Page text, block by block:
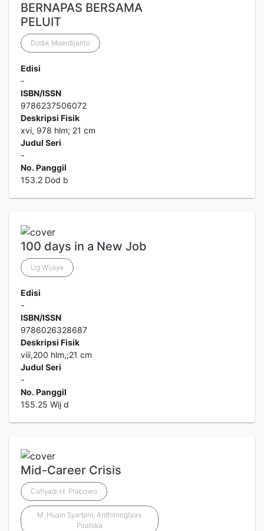
BERNAPAS BERSAMA
PELUIT
Dodik Moerdijanto
Edisi
-
ISBN/ISSN
9786237506072
Deskripsi Fisik
xvi, 978 hlm; 21 cm
Judul Seri
-
No. Panggil
153.2 Dod b
100 days in a New Job
Ug.Wijaya
Edisi
-
ISBN/ISSN
9786026328687
Deskripsi Fisik
viii,200 hlm,;21 cm
Judul Seri
-
No. Panggil
155.25 Wij d
Mid-Career Crisis
Cahyadi H. Prabowo
M. Husin Syarbini, Ardhiningtyas
Pitaloka